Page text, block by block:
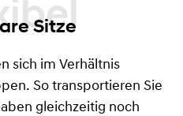
Sitze
sich im Verhältnis
So transportieren Sie
gleichzeitig noch